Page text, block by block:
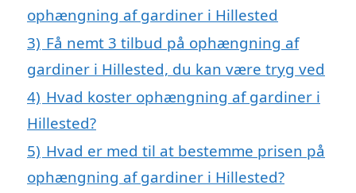
ophængning af gardiner i Hillested
3) Få nemt 3 tilbud på ophængning af
gardiner i Hillested, du kan være tryg ved
4) Hvad koster ophængning af gardiner i
Hillested?
5) Hvad er med til at bestemme prisen på
ophængning af gardiner i Hillested?